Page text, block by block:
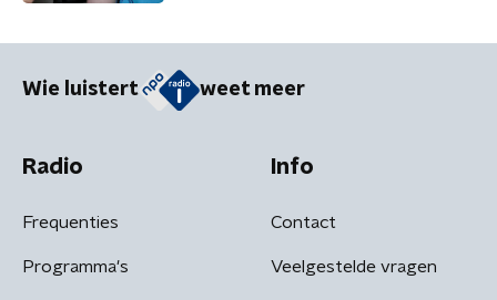
Wie luistert weet meer
Radio
Frequenties
Programma's
Info
Contact
Veelgestelde vragen